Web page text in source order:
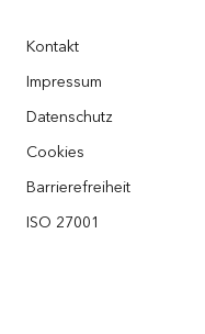
Esri Store
Karriere
Kontakt
Impressum
Datenschutz
Cookies
Barrierefreiheit
ISO 27001